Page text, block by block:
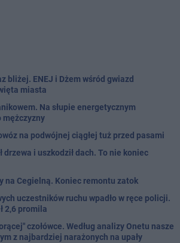
bliżej. ENEJ i Dżem wśród gwiazd
miasta
Na słupie energetycznym
mężczyzny
na podwójnej ciągłej tuż przed pasami
drzewa i uszkodził dach. To nie koniec
na Cegielną. Koniec remontu zatok
uczestników ruchu wpadło w ręce policji.
2,6 promila
czołówce. Według analizy Onetu nasze
z najbardziej narażonych na upały